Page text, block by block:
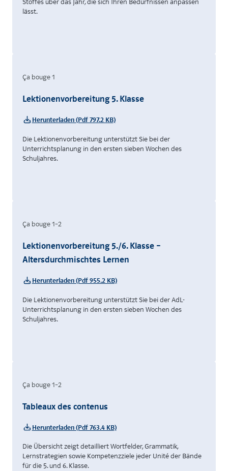
Stoffes über das Jahr, die sich Ihren Bedürfnissen anpassen
lässt.
Ça bouge 1
Lektionenvorbereitung 5. Klasse
Herunterladen (Pdf 797.2 KB)
Die Lektionenvorbereitung unterstützt Sie bei der
Unterrichtsplanung in den ersten sieben Wochen des
Schuljahres.
Ça bouge 1–2
Lektionenvorbereitung 5./6. Klasse –
Altersdurchmischtes Lernen
Herunterladen (Pdf 955.2 KB)
Die Lektionenvorbereitung unterstützt Sie bei der AdL-
Unterrichtsplanung in den ersten sieben Wochen des
Schuljahres.
Ça bouge 1–2
Tableaux des contenus
Herunterladen (Pdf 763.4 KB)
Die Übersicht zeigt detailliert Wortfelder, Grammatik,
Lernstrategien sowie Kompetenzziele jeder Unité der Bände
für die 5. und 6. Klasse.